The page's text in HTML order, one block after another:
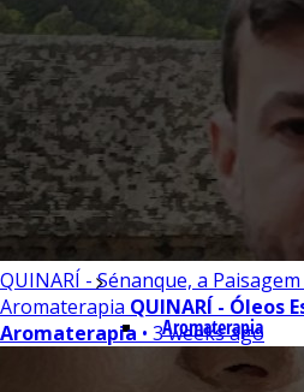
Cosméticas
Aromaterapia
Fórmulas Caseiras
Medicinais
Aromaterapia
Veterinária
QUINARÍ - Sénanque, a
Aromaterapia QUINARÍ - Óleos
Aromaterapia • 3 weeks ago